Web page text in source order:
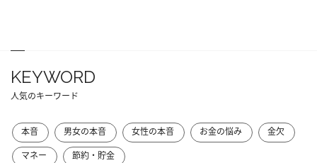
KEYWORD
人気のキーワード
本音 男女の本音 女性の本音 お金の悩み
金欠
マネー
節約・貯金